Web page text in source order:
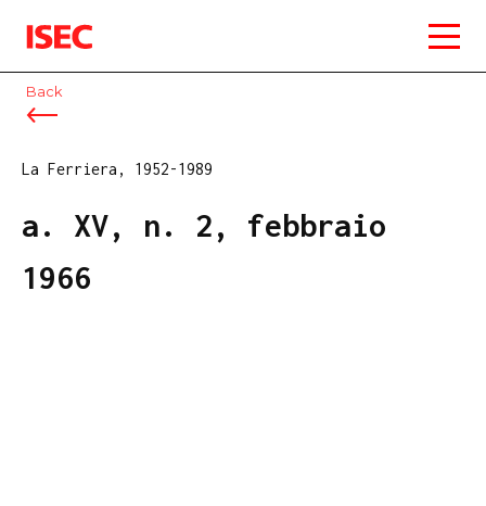
ISEC
Back
La Ferriera, 1952-1989
a. XV, n. 2, febbraio
1966